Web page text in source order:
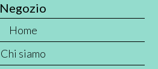
Negozio
Home
Chi siamo